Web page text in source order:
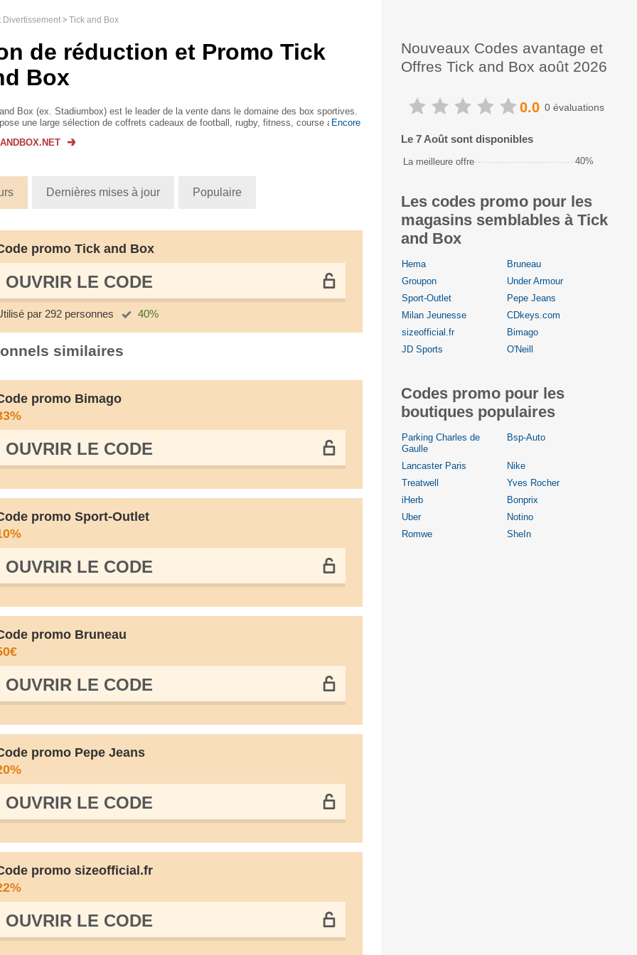
Divertissement Tick and Box
de réduction et Promo Tick
Box
Box (ex. Stadiumbox) est le leader de la vente dans le domaine des box sportives.
une large sélection de coffrets cadeaux de football, rugby, fitness, course auto,Encore
Dernières mises à jour Populaire
promo Tick and Box
OUVRIR LE СODE
par 292 personnes 40%
similaires
promo Bimago
OUVRIR LE СODE
promo Sport-Outlet
OUVRIR LE СODE
promo Bruneau
OUVRIR LE СODE
promo Pepe Jeans
OUVRIR LE СODE
promo sizeofficial.fr
OUVRIR LE СODE
Nouveaux Codes avantage et
Offres Tick and Box août 2026
0.0 0 évaluations
Le 7 Août sont disponibles
La meilleure offre 40%
Les codes promo pour les
magasins semblables à Tick
and Box
Hema
Bruneau
Groupon
Under Armour
Sport-Outlet
Pepe Jeans
Milan Jeunesse
CDkeys.com
sizeofficial.fr
Bimago
JD Sports
O'Neill
Codes promo pour les
boutiques populaires
Parking Charles de
Gaulle
Bsp-Auto
Lancaster Paris
Nike
Treatwell
Yves Rocher
iHerb
Bonprix
Uber
Notino
Romwe
SheIn